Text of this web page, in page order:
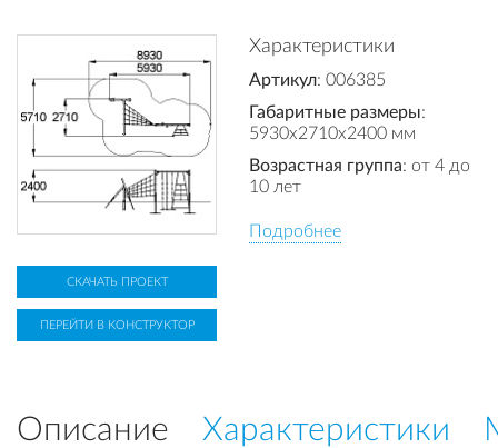
Характеристики
Артикул: 006385
Габаритные размеры:
5930x2710x2400 мм
Возрастная группа: от 4 до
10 лет
Подробнее
СКАЧАТЬ ПРОЕКТ
ПЕРЕЙТИ В КОНСТРУКТОР
Описание Характеристики